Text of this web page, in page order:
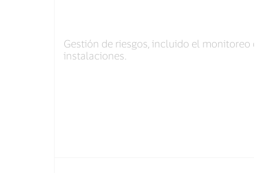
Gestión de riesgos, incluido el monitoreo de
instalaciones.